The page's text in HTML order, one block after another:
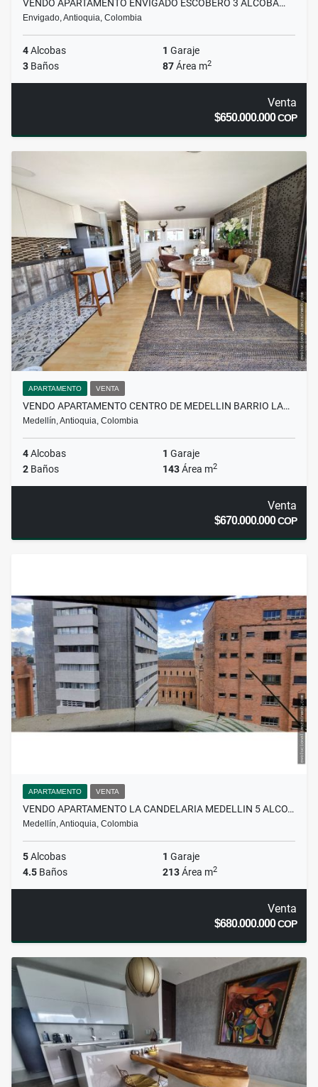
VENDO APARTAMENTO ENVIGADO ESCOBERO 3 ALCOBA…
Envigado, Antioquia, Colombia
4Alcobas 1 Garaje
3 Baños 87Área m2
Venta
$650.000.000COP
APARTAMENTO VENTA
VENDO APARTAMENTO CENTRO DE MEDELLIN BARRIO LA…
Medellín, Antioquia, Colombia
4Alcobas 1 Garaje
2 Baños 143Área m2
Venta
$670.000.000COP
APARTAMENTO VENTA
VENDO APARTAMENTO LA CANDELARIA MEDELLIN 5 ALCO…
Medellín, Antioquia, Colombia
5Alcobas 1 Garaje
4.5 Baños 213Área m2
Venta
$680.000.000COP